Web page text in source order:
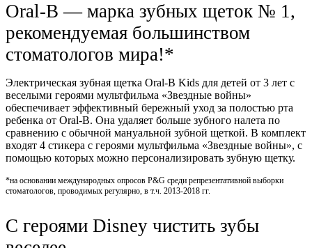
Oral-B — марка зубных щеток № 1,
рекомендуемая большинством
стоматологов мира!*
Электрическая зубная щетка Oral-B Kids для детей от 3 лет с
веселыми героями мультфильма «Звездные войны»
обеспечивает эффективный бережный уход за полостью рта
ребенка от Oral-B. Она удаляет больше зубного налета по
сравнению с обычной мануальной зубной щеткой. В комплект
входят 4 стикера с героями мультфильма «Звездные войны», с
помощью которых можно персонализировать зубную щетку.
*на основании международных опросов P&G среди репрезентативной выборки
стоматологов, проводимых регулярно, в т.ч. 2013-2018 гг.
С героями Disney чистить зубы